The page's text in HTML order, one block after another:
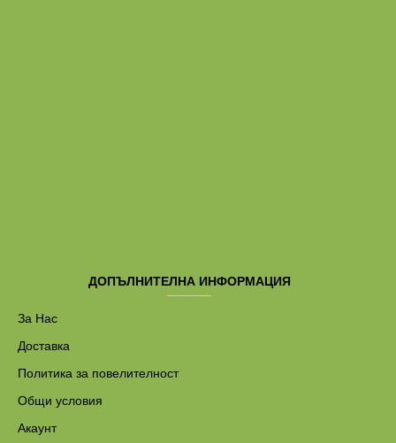
ДОПЪЛНИТЕЛНА ИНФОРМАЦИЯ
За Нас
Доставка
Политика за повелителност
Общи условия
Акаунт